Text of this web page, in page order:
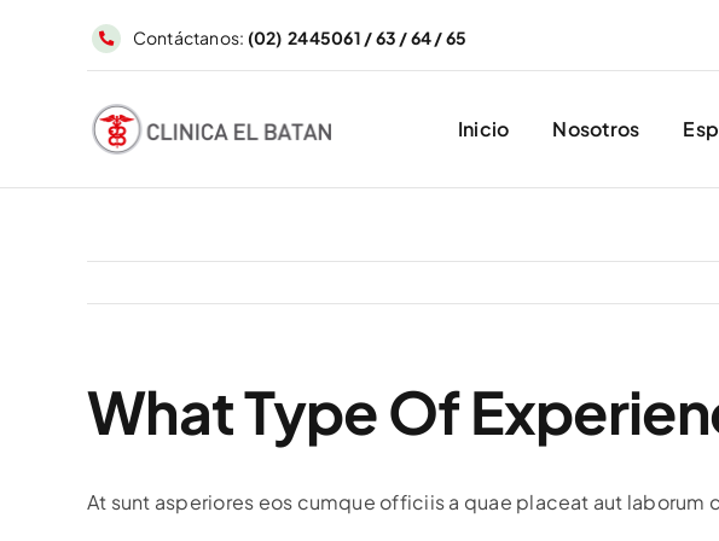
Contáctanos: (02) 2445061 / 63 / 64 / 65
Inicio Nosotros
What Type Of
At sunt asperiores eos cumque officiis a quae placeat aut